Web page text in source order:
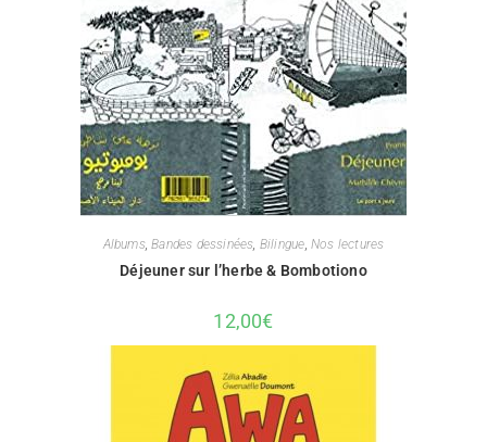
Albums,Bandes dessinées, Bilingue, Nos lectures
Déjeuner sur l’herbe & Bombotiono
12,00€